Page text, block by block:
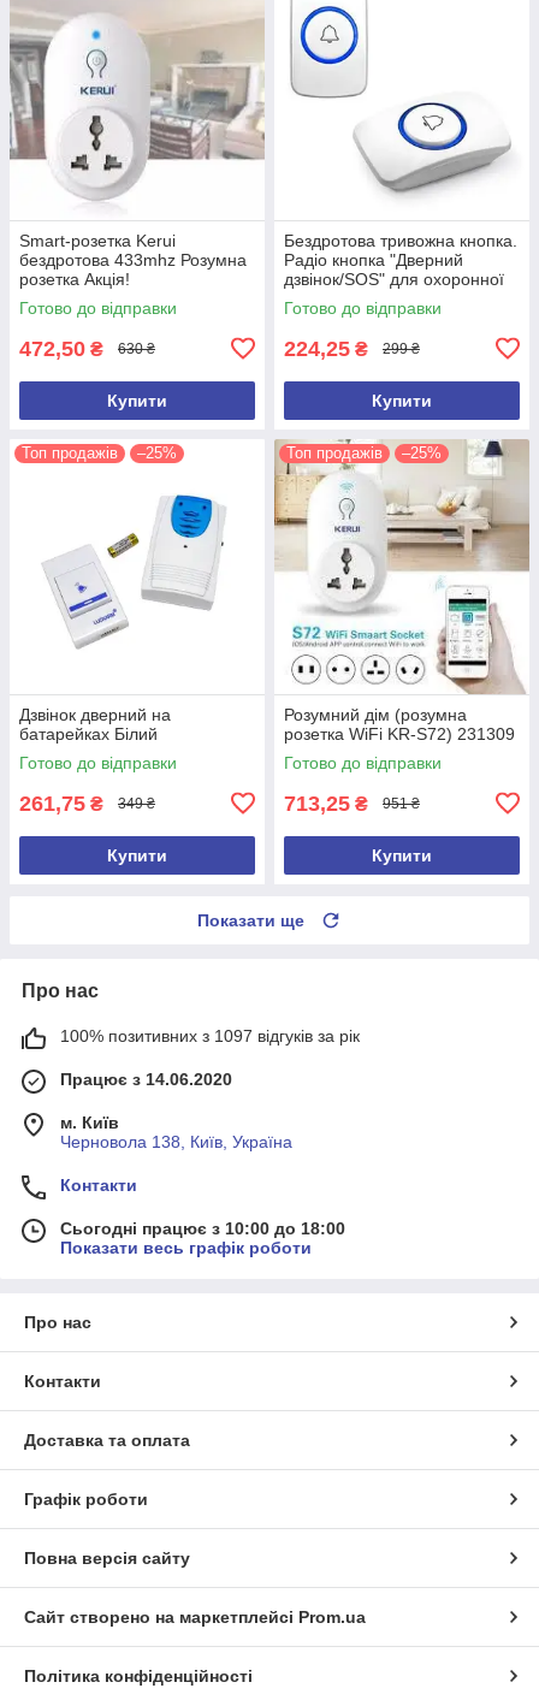
Smart-розетка Kerui
бездротова 433mhz Розумна
розетка Акція!
Готово до відправки
472,50 ₴ 630 ₴
Купити
Бездротова тривожна кнопка.
Радіо кнопка "Дверний
дзвінок/SOS" для охоронної
сигналізації.Кнопка KERUI F
51
Готово до відправки
224,25 ₴ 299 ₴
Купити
Топ продажів –25%
Дзвінок дверний на
батарейках Білий
Готово до відправки
261,75 ₴ 349 ₴
Купити
Топ продажів –25%
Розумний дім (розумна
розетка WiFi KR-S72) 231309
Готово до відправки
713,25 ₴ 951 ₴
Купити
Показати ще
Про нас
100% позитивних з 1097 відгуків за рік
Працює з 14.06.2020
м. Київ
Черновола 138, Київ, Україна
Контакти
Сьогодні працює з 10:00 до 18:00
Показати весь графік роботи
Про нас
Контакти
Доставка та оплата
Графік роботи
Повна версія сайту
Сайт створено на маркетплейсі Prom.ua
Політика конфіденційності